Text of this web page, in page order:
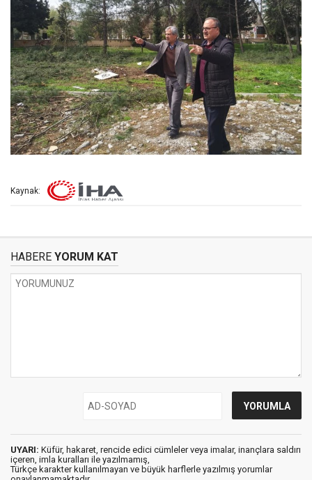
Kaynak:
HABERE YORUM KAT
UYARI: Küfür, hakaret, rencide edici cümleler veya imalar, inançlara saldırı
içeren, imla kuralları ile yazılmamış,
Türkçe karakter kullanılmayan ve büyük harflerle yazılmış yorumlar